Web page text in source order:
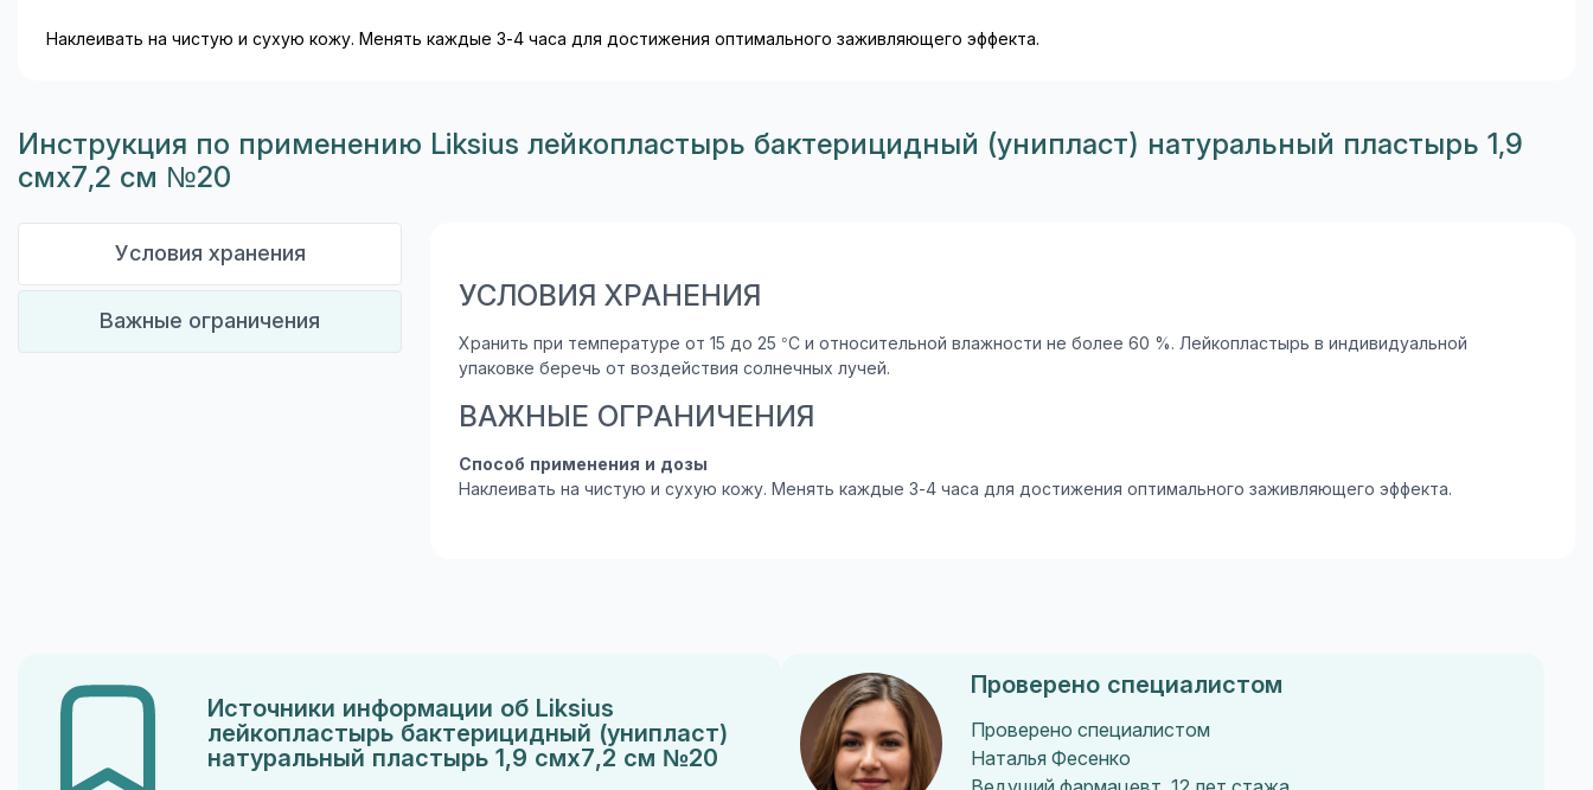
Наклеивать на чистую и сухую кожу. Менять каждые 3-4 часа для достижения оптимального заживляющего эффекта.
Инструкция по применению Liksius лейкопластырь бактерицидный (унипласт) натуральный пластырь 1,9
смх7,2 см №20
Условия хранения
Важные ограничения
УСЛОВИЯ ХРАНЕНИЯ
Хранить при температуре от 15 до 25 °С и относительной влажности не более 60 %. Лейкопластырь в индивидуальной
упаковке беречь от воздействия солнечных лучей.
ВАЖНЫЕ ОГРАНИЧЕНИЯ
Способ применения и дозы
Наклеивать на чистую и сухую кожу. Менять каждые 3-4 часа для достижения оптимального заживляющего эффекта.
Источники информации об Liksius
лейкопластырь бактерицидный (унипласт)
натуральный пластырь 1,9 смх7,2 см №20
Проверено специалистом
Проверено специалистом
Наталья Фесенко